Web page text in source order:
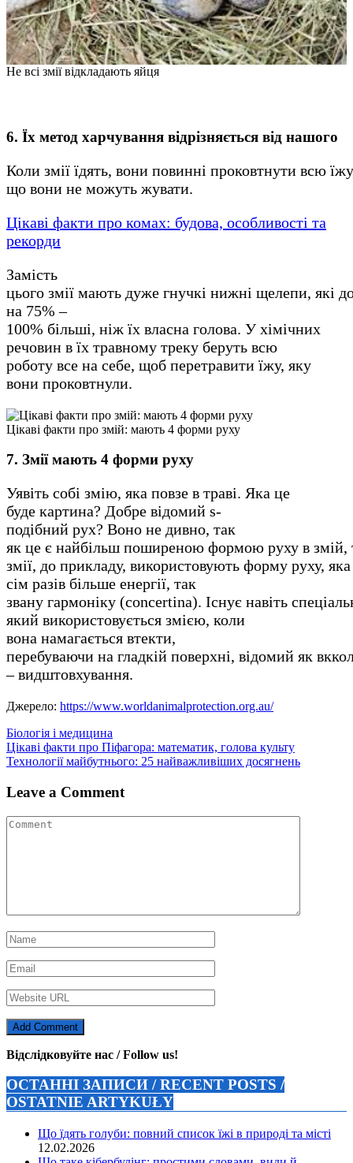
Не всі змії відкладають яйця
6. Їх метод харчування відрізняється від нашого
Коли змії їдять, вони повинні проковтнути всю
що вони не можуть жувати.
Цікаві факти про комах: будова, особливості та
рекорди
Замість
цього змії мають дуже гнучкі нижні щелепи, які
на 75% –
100% більші, ніж їх власна голова. У хімічних
речовин в їх травному треку беруть всю
роботу все на себе, щоб перетравити їжу, яку
вони проковтнули.
Цікаві факти про змій: мають 4 форми руху
7. Змії мають 4 форми руху
Уявіть собі змію, яка повзе в траві. Яка це
буде картина? Добре відомий s-
подібний рух? Воно не дивно, так
як це є найбільш поширеною формою руху в змій,
змії, до прикладу, використовують форму руху,
сім разів більше енергії, так
звану гармоніку (concertina). Існує навіть
який використовується змією, коли
вона намагається втекти,
перебуваючи на гладкій поверхні, відомий як
– видштовхування.
Джерело: https://www.worldanimalprotection.org.au/
Біологія і медицина
Навігація
записів
Цікаві факти про Піфагора: математик, голова культу
Технології майбутнього: 25 найважливіших досягнень
Leave a Comment
Відслідковуйте нас / Follow us!
ОСТАННІ ЗАПИСИ / RECENT POSTS /
OSTATNIE ARTYKUŁY
Що їдять голуби: повний список їжі в природі та місті
12.02.2026